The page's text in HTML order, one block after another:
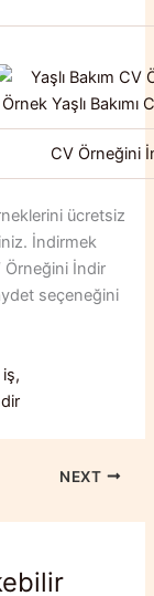
CV Örneğini
ücretsiz
İndirmek
Örneğini İndir
seçeneğini
NEXT